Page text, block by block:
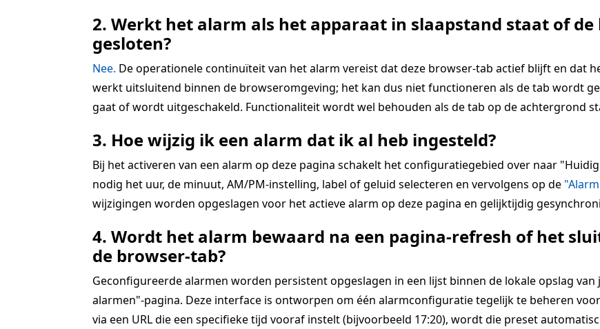
2. Werkt het alarm als het apparaat in slaapstand staat of
gesloten?
Nee. De operationele continuïteit van het alarm vereist dat deze browser-tab actief blijft en dat
werkt uitsluitend binnen de browseromgeving; het kan dus niet functioneren als de tab wordt
gaat of wordt uitgeschakeld. Functionaliteit wordt wel behouden als de tab op de achtergrond
3. Hoe wijzig ik een alarm dat ik al heb ingesteld?
Bij het activeren van een alarm op deze pagina schakelt het configuratiegebied over naar
nodig het uur, de minuut, AM/PM-instelling, label of geluid selecteren en vervolgens op de
wijzigingen worden opgeslagen voor het actieve alarm op deze pagina en gelijktijdig
4. Wordt het alarm bewaard na een pagina-refresh of het
de browser-tab?
Geconfigureerde alarmen worden persistent opgeslagen in een lijst binnen de lokale opslag
alarmen"-pagina. Deze interface is ontworpen om één alarmconfiguratie tegelijk te beheren
via een URL die een specifieke tijd vooraf instelt (bijvoorbeeld 17:20), wordt die preset